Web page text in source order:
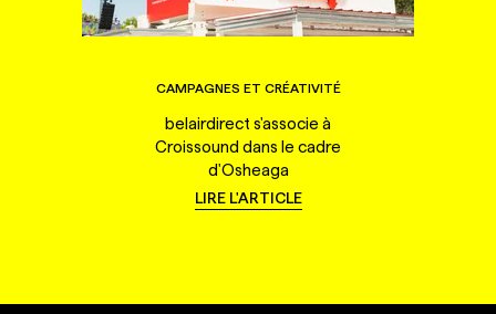
CAMPAGNES ET CRÉATIVITÉ
belairdirect s'associe à
Croissound dans le cadre
d'Osheaga
LIRE L'ARTICLE